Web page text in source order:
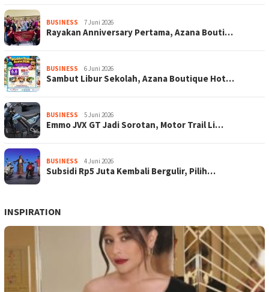
BUSINESS 7 Juni 2026
Rayakan Anniversary Pertama, Azana Bouti…
BUSINESS 6 Juni 2026
Sambut Libur Sekolah, Azana Boutique Hot…
BUSINESS 5 Juni 2026
Emmo JVX GT Jadi Sorotan, Motor Trail Li…
BUSINESS 4 Juni 2026
Subsidi Rp5 Juta Kembali Bergulir, Pilih…
INSPIRATION